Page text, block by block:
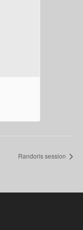
Randoris session